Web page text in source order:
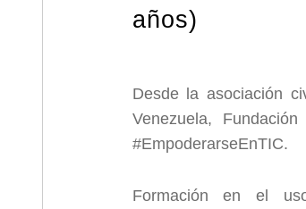
años)
Desde la asociación
Venezuela,
#EmpoderarseEnTIC.
Formación en el